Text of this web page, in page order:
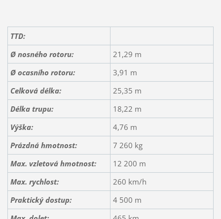
TTD:
Ø nosného rotoru:
21,29 m
Ø ocasního rotoru:
3,91 m
Celková délka:
25,35 m
Délka trupu:
18,22 m
Výška:
4,76 m
Prázdná hmotnost:
7 260 kg
Max. vzletová hmotnost:
12 200 m
Max. rychlost:
260 km/h
Praktický dostup:
4 500 m